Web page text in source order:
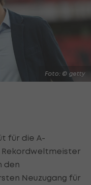
Foto: © getty
für die A-
den
Neuzugang für